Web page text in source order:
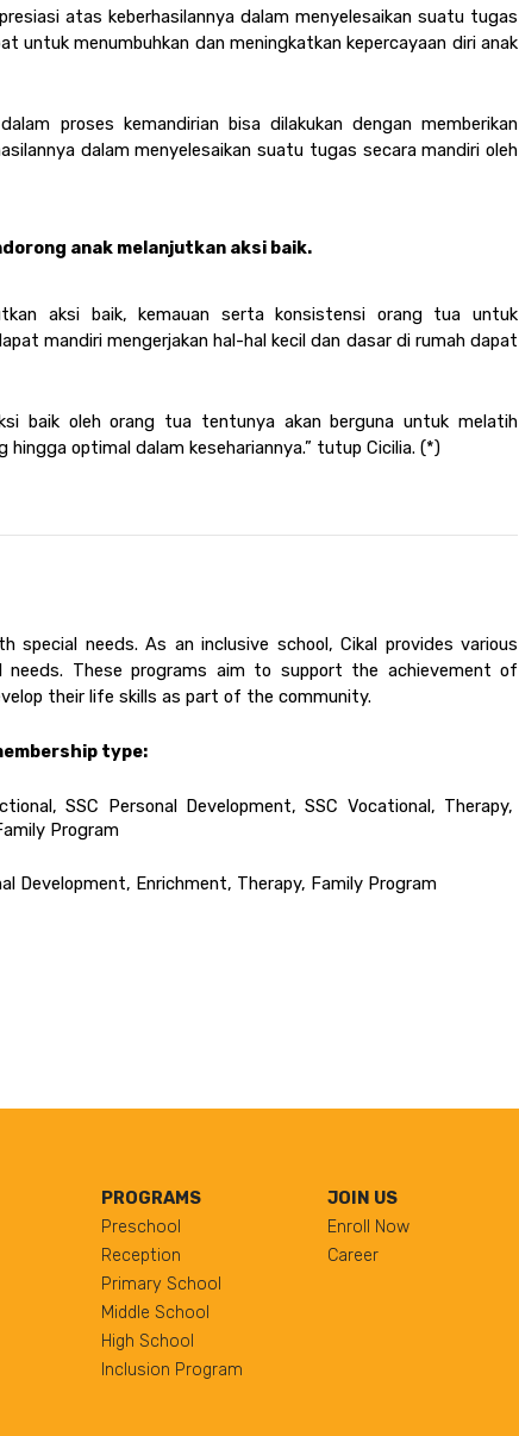
atas keberhasilannya dalam menyelesaikan suatu tugas
untuk menumbuhkan dan meningkatkan kepercayaan diri anak
dalam menyelesaikan suatu tugas secara mandiri oleh
anak melanjutkan aksi baik.
aksi baik, kemauan serta konsistensi orang tua untuk
mandiri mengerjakan hal-hal kecil dan dasar di rumah dapat
baik oleh orang tua tentunya akan berguna untuk melatih
optimal dalam kesehariannya.” tutup Cicilia. (*)
special needs. As an inclusive school, Cikal provides various
These programs aim to support the achievement of
their life skills as part of the community.
type:
SSC Personal Development, SSC Vocational, Therapy,
Program
Development, Enrichment, Therapy, Family Program
PROGRAMS
Preschool
Reception
Primary School
Middle School
High School
Inclusion Program
JOIN US
Enroll Now
Career